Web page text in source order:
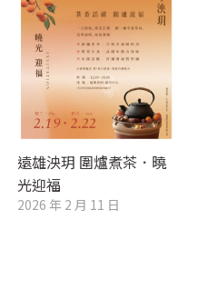
遠雄泱玥 圍爐煮茶．曉
光迎福
2026 年 2 月 11 日